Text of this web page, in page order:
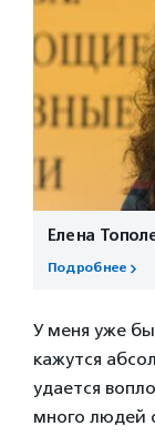
Елена
Подробнее
У меня уже
кажутся
удается
много людей